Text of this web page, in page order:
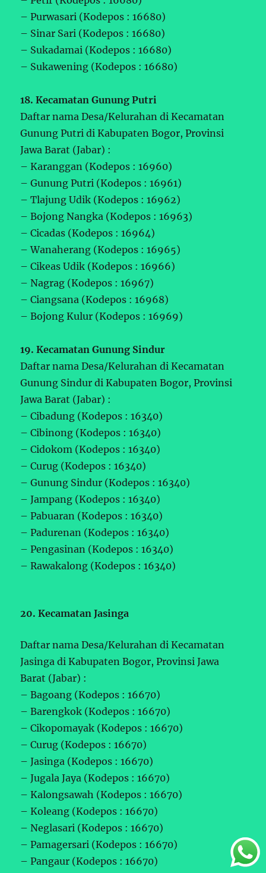
– Purwasari (Kodepos : 16680)
– Sinar Sari (Kodepos : 16680)
– Sukadamai (Kodepos : 16680)
– Sukawening (Kodepos : 16680)
18. Kecamatan Gunung Putri
Daftar nama Desa/Kelurahan di Kecamatan
Gunung Putri di Kabupaten Bogor, Provinsi
Jawa Barat (Jabar) :
– Karanggan (Kodepos : 16960)
– Gunung Putri (Kodepos : 16961)
– Tlajung Udik (Kodepos : 16962)
– Bojong Nangka (Kodepos : 16963)
– Cicadas (Kodepos : 16964)
– Wanaherang (Kodepos : 16965)
– Cikeas Udik (Kodepos : 16966)
– Nagrag (Kodepos : 16967)
– Ciangsana (Kodepos : 16968)
– Bojong Kulur (Kodepos : 16969)
19. Kecamatan Gunung Sindur
Daftar nama Desa/Kelurahan di Kecamatan
Gunung Sindur di Kabupaten Bogor, Provinsi
Jawa Barat (Jabar) :
– Cibadung (Kodepos : 16340)
– Cibinong (Kodepos : 16340)
– Cidokom (Kodepos : 16340)
– Curug (Kodepos : 16340)
– Gunung Sindur (Kodepos : 16340)
– Jampang (Kodepos : 16340)
– Pabuaran (Kodepos : 16340)
– Padurenan (Kodepos : 16340)
– Pengasinan (Kodepos : 16340)
– Rawakalong (Kodepos : 16340)
20. Kecamatan Jasinga
Daftar nama Desa/Kelurahan di Kecamatan
Jasinga di Kabupaten Bogor, Provinsi Jawa
Barat (Jabar) :
– Bagoang (Kodepos : 16670)
– Barengkok (Kodepos : 16670)
– Cikopomayak (Kodepos : 16670)
– Curug (Kodepos : 16670)
– Jasinga (Kodepos : 16670)
– Jugala Jaya (Kodepos : 16670)
– Kalongsawah (Kodepos : 16670)
– Koleang (Kodepos : 16670)
– Neglasari (Kodepos : 16670)
– Pamagersari (Kodepos : 16670)
– Pangaur (Kodepos : 16670)